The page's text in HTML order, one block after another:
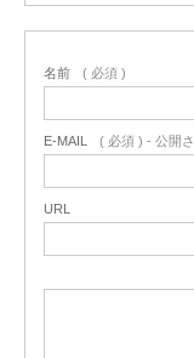
名前 ( 必須 )
E-MAIL ( 必須 ) - 公開
URL